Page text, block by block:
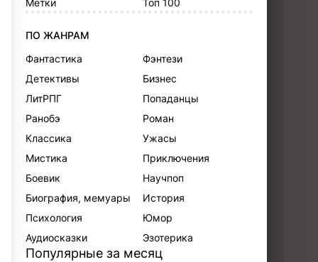
Метки
Топ 100
ПО ЖАНРАМ
Фантастика
Фэнтези
Детективы
Бизнес
ЛитРПГ
Попаданцы
Ранобэ
Роман
Классика
Ужасы
Мистика
Приключения
Боевик
Научпоп
Биография, мемуары
История
Психология
Юмор
Аудиосказки
Эзотерика
Популярные за месяц